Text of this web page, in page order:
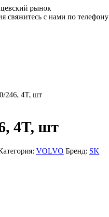
рынок
свяжитесь с нами по телефону
246, 4T, шт
4T, шт
VOLVO Бренд: SK